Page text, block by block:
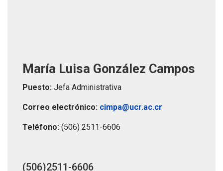
María Luisa González Campos
Puesto: Jefa Administrativa
Correo electrónico: cimpa@ucr.ac.cr
Teléfono: (506) 2511-6606
(506)2511-6606